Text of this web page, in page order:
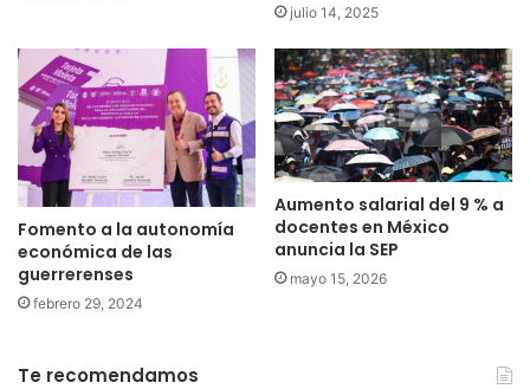
julio 14, 2025
Fomento a la autonomía
económica de las
guerrerenses
febrero 29, 2024
Aumento salarial del 9 % a
docentes en México
anuncia la SEP
mayo 15, 2026
Te recomendamos